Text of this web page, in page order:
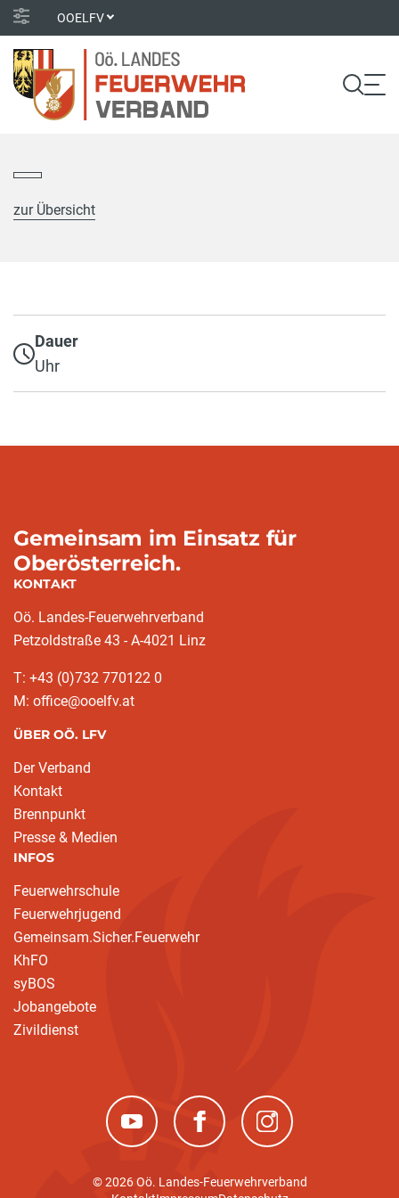
OOELFV
zur Übersicht
Dauer
Uhr
Gemeinsam im Einsatz für
Oberösterreich.
KONTAKT
Oö. Landes-Feuerwehrverband
Petzoldstraße 43 - A-4021 Linz
T: +43 (0)732 770122 0
M: office@ooelfv.at
ÜBER OÖ. LFV
Der Verband
Kontakt
Brennpunkt
Presse & Medien
INFOS
Feuerwehrschule
Feuerwehrjugend
Gemeinsam.Sicher.Feuerwehr
KhFO
syBOS
Jobangebote
Zivildienst
(neues Fenster)(neues Fenster)(neues Fenster)
© 2026 Oö. Landes-Feuerwehrverband